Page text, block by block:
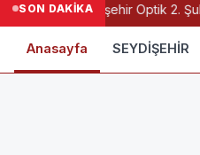
SON DAKİKASeydişehir Optik 2.
Anasayfa SEYDİŞEHİR